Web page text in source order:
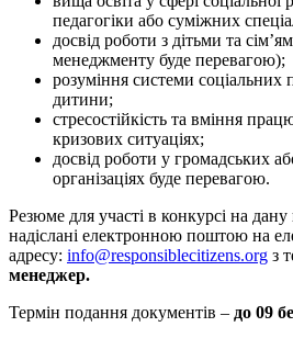
педагогіки або суміжних
досвід роботи з дітьми та
менеджменту буде перевагою);
розуміння системи соціальних
дитини;
стресостійкість та вміння
кризових ситуаціях;
досвід роботи у громадських
організаціях буде перевагою.
Резюме для участі в конкурсі на
надіслані електронною поштою на
адресу: info@responsiblecitizens.org з
менеджер.
Термін подання документів – до 09